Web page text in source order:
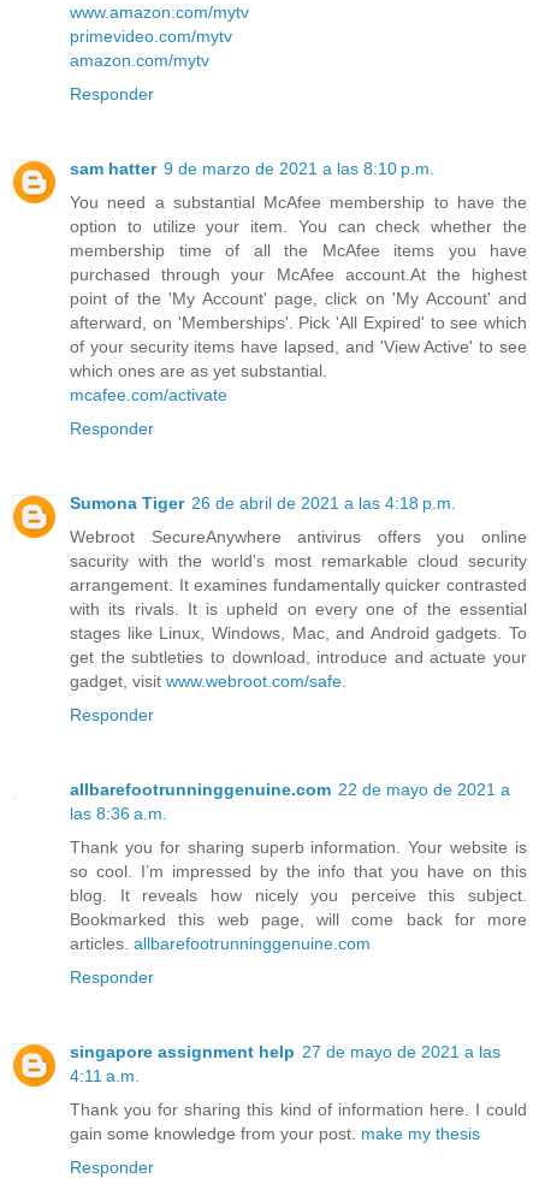
www.amazon.com/mytv
primevideo.com/mytv
amazon.com/mytv
Responder
sam hatter 9 de marzo de 2021 a las 8:10 p.m.
You need a substantial McAfee membership to have the
option to utilize your item. You can check whether the
membership time of all the McAfee items you have
purchased through your McAfee account.At the highest
point of the 'My Account' page, click on 'My Account' and
afterward, on 'Memberships'. Pick 'All Expired' to see which
of your security items have lapsed, and 'View Active' to see
which ones are as yet substantial.
mcafee.com/activate
Responder
Sumona Tiger 26 de abril de 2021 a las 4:18 p.m.
Webroot SecureAnywhere antivirus offers you online
sacurity with the world's most remarkable cloud security
arrangement. It examines fundamentally quicker contrasted
with its rivals. It is upheld on every one of the essential
stages like Linux, Windows, Mac, and Android gadgets. To
get the subtleties to download, introduce and actuate your
gadget, visit www.webroot.com/safe
Responder
allbarefootrunninggenuine.com 22 de mayo de 2021 a
las 8:36 a.m.
Thank you for sharing superb information. Your website is
so cool. I’m impressed by the info that you have on this
blog. It reveals how nicely you perceive this subject.
Bookmarked this web page, will come back for more
articles. allbarefootrunninggenuine.com
Responder
singapore assignment help 27 de mayo de 2021 a las
4:11 a.m.
Thank you for sharing this kind of information here. I could
gain some knowledge from your post. make my thesis
Responder